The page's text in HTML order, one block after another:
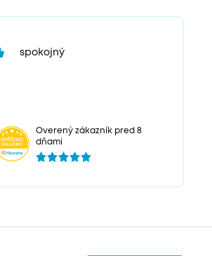
spokojný
Overený zákazník pred 8
dňami